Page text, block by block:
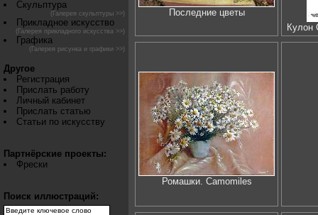
Скульптура
(Галерея скульптуры >>)
Прикладное искусство
(Галерея прикладного искусства >>)
Графика
(Галерея рисунка и графики >>)
Другое
Регистрация
Прислать работу
Личный кабинет
Прислать статью
Статьи по искусству
Партнёрские проекты:
Фрески
Поиск иллюстраций:
Последние цветы
Ромашки. Camomiles